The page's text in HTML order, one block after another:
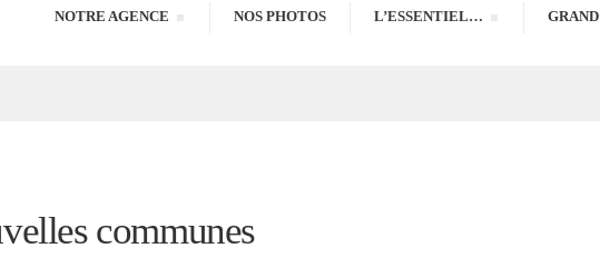
NOTRE AGENCE NOS PHOTOS L’ESSENTIEL…
communes